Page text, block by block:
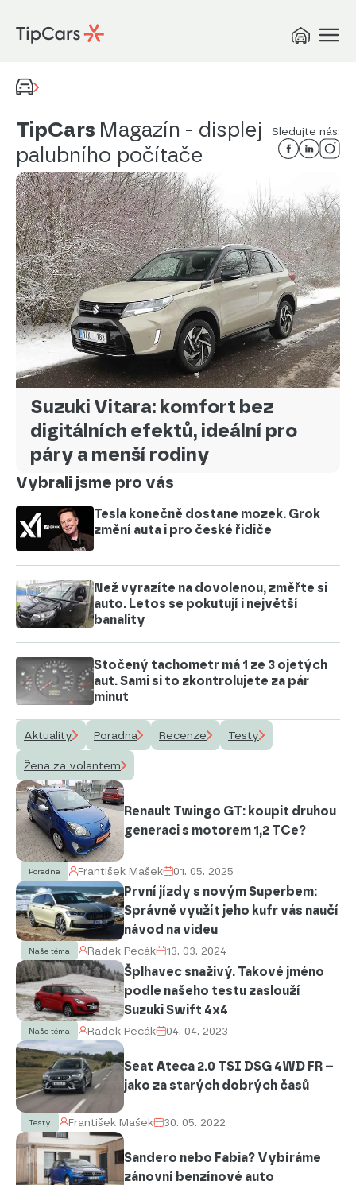
TipCars Magazín - displej
palubního počítače
Sledujte nás:
Suzuki Vitara: komfort bez
digitálních efektů, ideální pro
páry a menší rodiny
Vybrali jsme pro vás
Tesla konečně dostane mozek. Grok
změní auta i pro české řidiče
Než vyrazíte na dovolenou, změřte si
auto. Letos se pokutují i největší
banality
Stočený tachometr má 1 ze 3 ojetých
aut. Sami si to zkontrolujete za pár
minut
Aktuality Poradna Recenze Testy
Žena za volantem
Renault Twingo GT: koupit druhou
generaci s motorem 1,2 TCe?
Poradna František Mašek 01. 05. 2025
První jízdy s novým Superbem:
Správně využít jeho kufr vás naučí
návod na videu
Naše téma Radek Pecák 13. 03. 2024
Šplhavec snaživý. Takové jméno
podle našeho testu zaslouží
Suzuki Swift 4x4
Naše téma Radek Pecák 04. 04. 2023
Seat Ateca 2.0 TSI DSG 4WD FR –
jako za starých dobrých časů
Testy František Mašek 30. 05. 2022
Sandero nebo Fabia? Vybíráme
zánovní benzínové auto